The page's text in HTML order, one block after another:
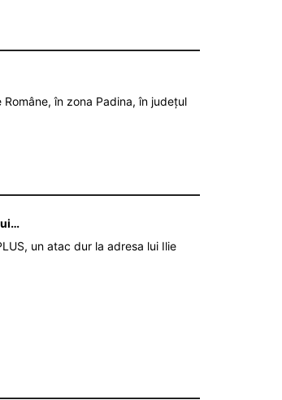
în zona Padina, în județul
un atac dur la adresa lui Ilie